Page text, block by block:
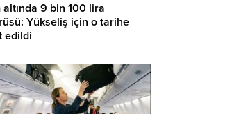
altında 9 bin 100 lira
Yükseliş için o tarihe
edildi